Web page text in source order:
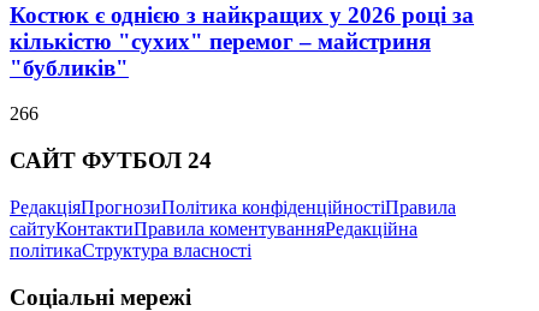
Костюк є однією з найкращих у 2026 році за
кількістю "сухих" перемог – майстриня
"бубликів"
266
САЙТ ФУТБОЛ 24
РедакціяПрогнозиПолітика конфіденційностіПравила
сайтуКонтактиПравила коментуванняРедакційна
політикаСтруктура власності
Соціальні мережі